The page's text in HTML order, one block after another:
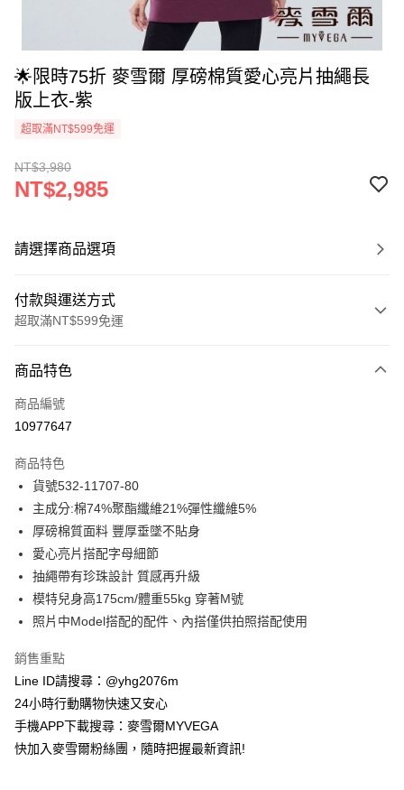
🌟限時75折 麥雪爾 厚磅棉質愛心亮片抽繩長
版上衣-紫
超取滿NT$599免運
NT$3,980
NT$2,985
請選擇商品選項
付款與運送方式
超取滿NT$599免運
信用卡一次付款
信用卡分期付款
合作金庫商業銀行
華南商業銀行
上海商業儲蓄銀行
台北富邦商業銀行
國泰世華商業銀行
臺灣中小企業銀行
匯豐（台灣）商業銀行
聯邦商業銀行
元大商業銀行
永豐商業銀行
玉山商業銀行
星展（台灣）商業銀行
台灣樂天信用卡公司
超商取貨付款
LINE Pay
Apple Pay
街口支付
貨到付款
運送方式
全家取貨付款
商品特色
商品編號
10977647
商品特色
貨號532-11707-80
主成分:棉74%聚酯纖維21%彈性纖維5%
厚磅棉質面料 豐厚垂墜不貼身
愛心亮片搭配字母細節
抽繩帶有珍珠設計 質感再升級
模特兒身高175cm/體重55kg 穿著M號
照片中Model搭配的配件、內搭僅供拍照搭配使用
銷售重點
Line ID請搜尋：@yhg2076m
24小時行動購物快速又安心
手機APP下載搜尋：麥雪爾MYVEGA
快加入麥雪爾粉絲團，隨時把握最新資訊!